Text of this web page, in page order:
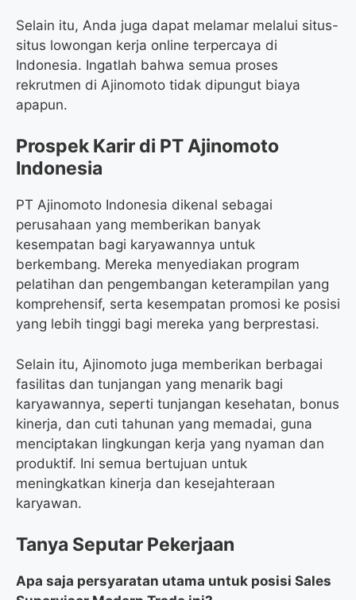
Selain itu, Anda juga dapat melamar melalui situs-
situs lowongan kerja online terpercaya di
Indonesia. Ingatlah bahwa semua proses
rekrutmen di Ajinomoto tidak dipungut biaya
apapun.
Prospek Karir di PT Ajinomoto
Indonesia
PT Ajinomoto Indonesia dikenal sebagai
perusahaan yang memberikan banyak
kesempatan bagi karyawannya untuk
berkembang. Mereka menyediakan program
pelatihan dan pengembangan keterampilan yang
komprehensif, serta kesempatan promosi ke posisi
yang lebih tinggi bagi mereka yang berprestasi.
Selain itu, Ajinomoto juga memberikan berbagai
fasilitas dan tunjangan yang menarik bagi
karyawannya, seperti tunjangan kesehatan, bonus
kinerja, dan cuti tahunan yang memadai, guna
menciptakan lingkungan kerja yang nyaman dan
produktif. Ini semua bertujuan untuk
meningkatkan kinerja dan kesejahteraan
karyawan.
Tanya Seputar Pekerjaan
Apa saja persyaratan utama untuk posisi Sales